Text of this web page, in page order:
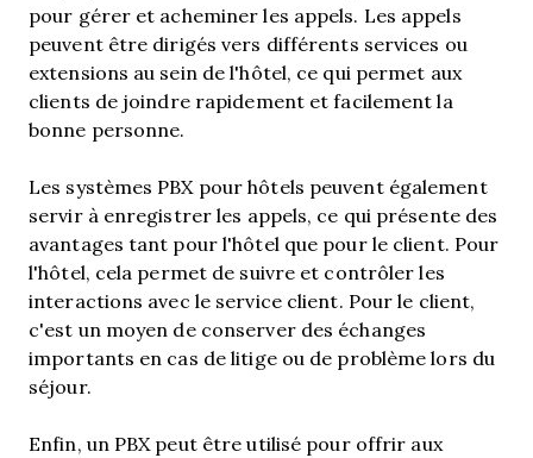
pour gérer et acheminer les appels. Les appels
peuvent être dirigés vers différents services ou
extensions au sein de l'hôtel, ce qui permet aux
clients de joindre rapidement et facilement la
bonne personne.
Les systèmes PBX pour hôtels peuvent également
servir à enregistrer les appels, ce qui présente des
avantages tant pour l'hôtel que pour le client. Pour
l'hôtel, cela permet de suivre et contrôler les
interactions avec le service client. Pour le client,
c'est un moyen de conserver des échanges
importants en cas de litige ou de problème lors du
séjour.
Enfin, un PBX peut être utilisé pour offrir aux